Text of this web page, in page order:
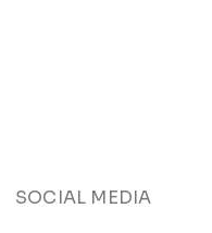
SOCIAL MEDIA